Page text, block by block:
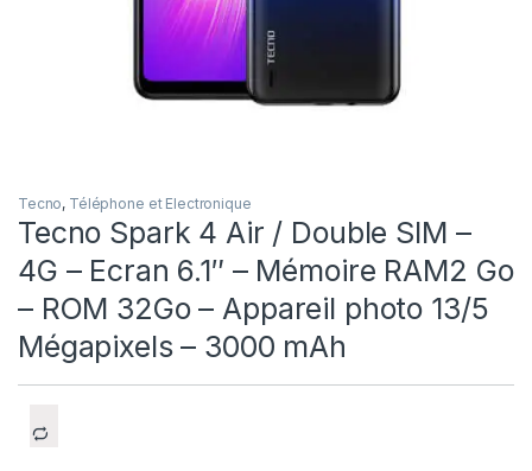
Tecno, Téléphone et Electronique
Tecno Spark 4 Air / Double SIM –
4G – Ecran 6.1″ – Mémoire RAM2 Go
– ROM 32Go – Appareil photo 13/5
Mégapixels – 3000 mAh